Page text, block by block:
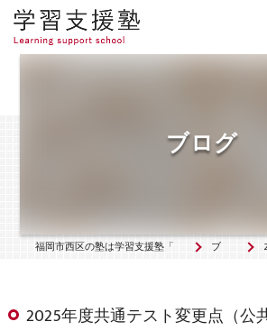
ブログ
ブログ
2025年度共通テスト変更点（公